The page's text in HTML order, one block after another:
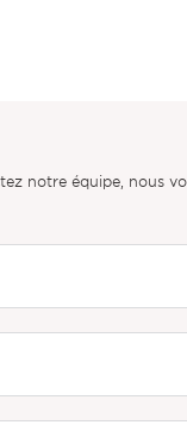
notre équipe, nous